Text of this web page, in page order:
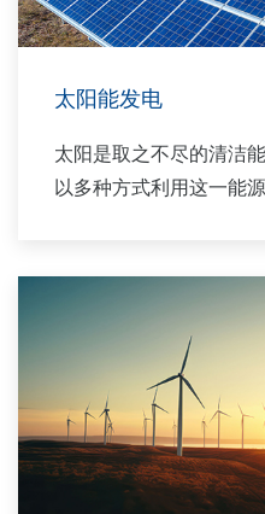
太阳能发电
太阳是取之不尽的清洁
以多种方式利用这一能源